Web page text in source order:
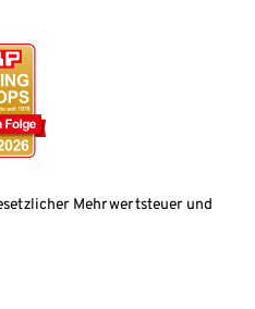
Mehrwertsteuer und